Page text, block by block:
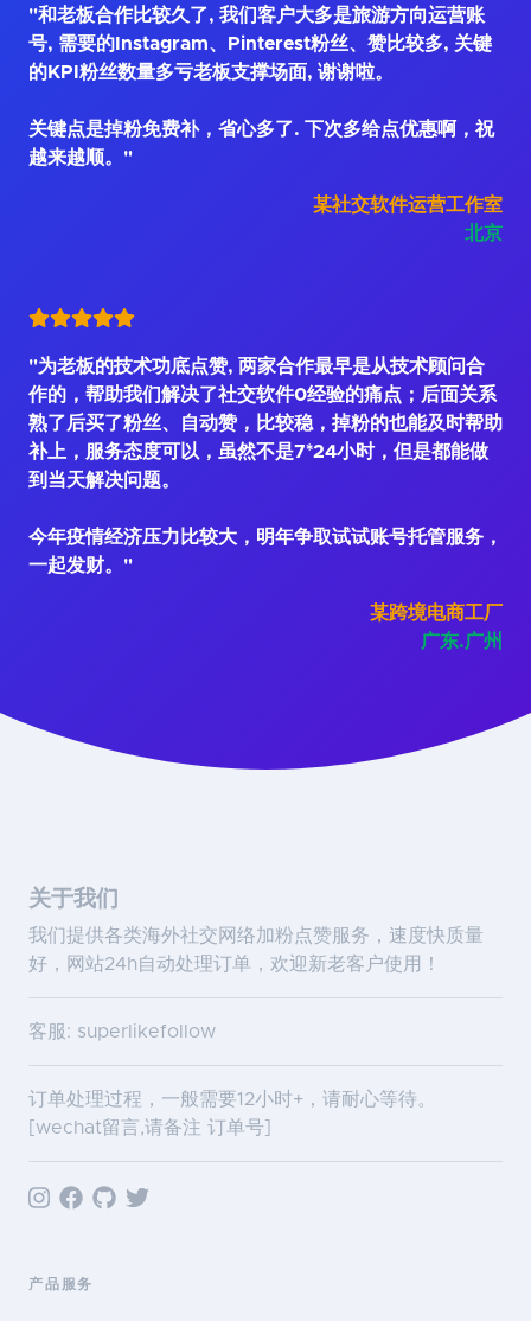
"和老板合作比较久了, 我们客户大多是旅游方向运营账
号, 需要的Instagram、Pinterest粉丝、赞比较多, 关键
的KPI粉丝数量多亏老板支撑场面, 谢谢啦。
关键点是掉粉免费补，省心多了. 下次多给点优惠啊，祝
越来越顺。"
某社交软件运营工作室
北京
"为老板的技术功底点赞, 两家合作最早是从技术顾问合
作的，帮助我们解决了社交软件0经验的痛点；后面关系
熟了后买了粉丝、自动赞，比较稳，掉粉的也能及时帮助
补上，服务态度可以，虽然不是7*24小时，但是都能做
到当天解决问题。
今年疫情经济压力比较大，明年争取试试账号托管服务，
一起发财。"
某跨境电商工厂
广东.广州
关于我们
我们提供各类海外社交网络加粉点赞服务，速度快质量
好，网站24h自动处理订单，欢迎新老客户使用！
客服: superlikefollow
订单处理过程，一般需要12小时+，请耐心等待。
[wechat留言,请备注 订单号]
产品服务